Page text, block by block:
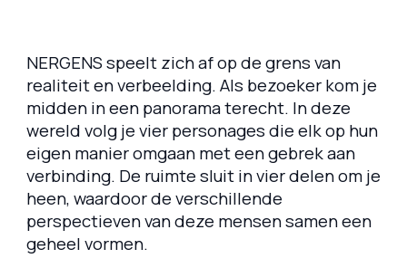
NERGENS speelt zich af op de grens van
realiteit en verbeelding. Als bezoeker kom je
midden in een panorama terecht. In deze
wereld volg je vier personages die elk op hun
eigen manier omgaan met een gebrek aan
verbinding. De ruimte sluit in vier delen om je
heen, waardoor de verschillende
perspectieven van deze mensen samen een
geheel vormen.